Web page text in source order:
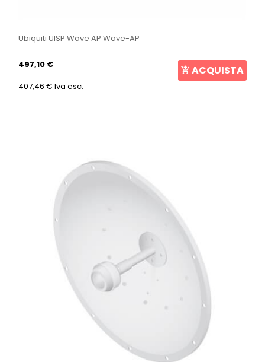
Ubiquiti UISP Wave AP Wave-AP
497,10 €
407,46 € Iva esc.
ACQUISTA